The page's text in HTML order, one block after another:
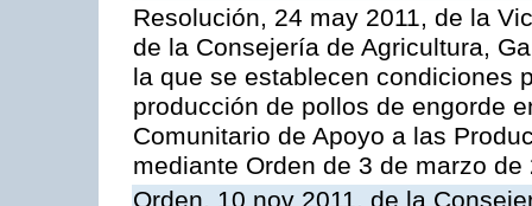
Resolución, 24 may 2011, de la
de la Consejería de Agricultura,
la que se establecen condiciones
producción de pollos de engorde
Comunitario de Apoyo a las
mediante Orden de 3 de marzo de